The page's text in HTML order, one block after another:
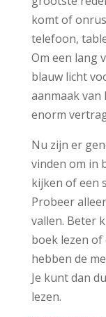
komt of
telefoon,
Om een lang
blauw licht
aanmaak
enorm
Nu zijn er
vinden om in
kijken of een
Probeer
vallen. Beter
boek lezen of
hebben de
Je kunt dan
lezen.